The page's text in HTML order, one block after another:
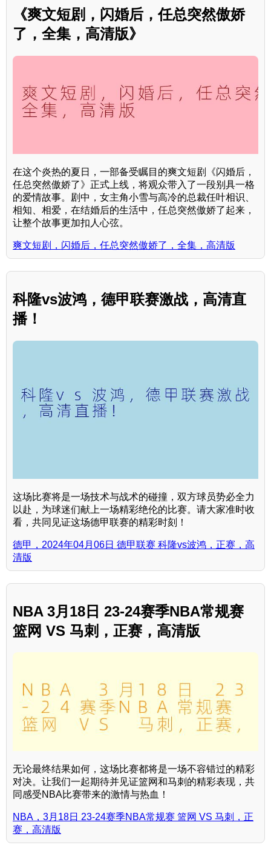
《爽文短剧，闪婚后，任总突然傲娇
了，全集，高清版》
在这个炎热的夏日，一部备受瞩目的爽文短剧《闪婚后，
任总突然傲娇了》正式上线，将观众带入了一段别具一格
的爱情故事。剧中，女主角小雪与高冷的总裁任叶相识、
相知、相爱，在结婚后的生活中，任总突然傲娇了起来，
让整个故事更加扣人心弦。
爽文短剧，闪婚后，任总突然傲娇了，全集，高清版
科隆vs波鸿，德甲联赛激战，高清直
播！
这场比赛将是一场技术与战术的碰撞，双方球员势必全力
以赴，为球迷们献上一场精彩绝伦的比赛。请大家准时收
看，共同见证这场德甲联赛的精彩时刻！
德甲，2024年04月06日 德甲联赛 科隆vs波鸿，正赛，高
清版
NBA 3月18日 23-24赛季NBA常规赛
篮网 VS 马刺，正赛，高清版
无论最终结果如何，这场比赛都将是一场不容错过的精彩
对决。让我们一起期待并见证篮网和马刺的精彩表现，共
同感受NBA比赛带来的激情与热血！
NBA，3月18日 23-24赛季NBA常规赛 篮网 VS 马刺，正
赛，高清版